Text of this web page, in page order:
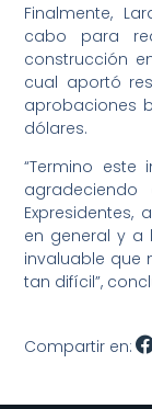
Finalmente,
cabo para
construcción
cual aportó
aprobaciones
dólares.
“Termino este
Expresidentes,
en general y a
invaluable que
tan difícil”,
Compartir en: